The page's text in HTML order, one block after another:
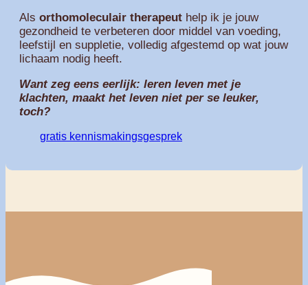
Als orthomoleculair therapeut help ik je jouw
gezondheid te verbeteren door middel van voeding,
leefstijl en suppletie, volledig afgestemd op wat jouw
lichaam nodig heeft.
Want zeg eens eerlijk: leren leven met je
klachten, maakt het leven niet per se leuker,
toch?
gratis kennismakingsgesprek